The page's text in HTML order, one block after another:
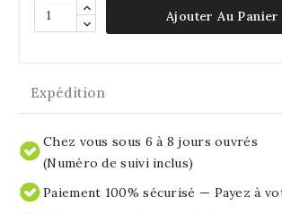
Ajouter Au Panier
Expédition
Chez vous sous 6 à 8 jours ouvrés
(Numéro de suivi inclus)
Paiement 100% sécurisé — Payez à